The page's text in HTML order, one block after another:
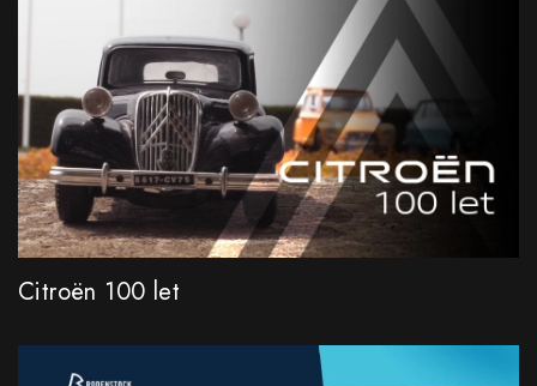
Citroën 100 let